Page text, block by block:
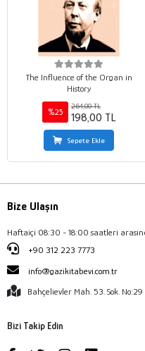
The Influence of the Organ in
History
%25
264,00 TL
198,00 TL
Sepete Ekle
Bize Ulaşın
Haftaiçi 08:30 - 18:00 saatleri
+90 312 223 7773
info@gazikitabevi.com.tr
Bahçelievler Mah. 53. Sok.
Bizi Takip Edin